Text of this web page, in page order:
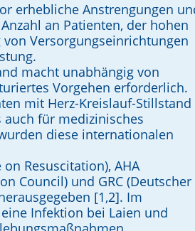
erhebliche Anstrengungen
an Patienten, der hohen
Versorgungseinrichtungen
macht unabhängig von
Vorgehen erforderlich.
mit Herz-Kreislauf-Stillstand
für medizinisches
diese internationalen
Resuscitation), AHA
Council) und GRC (Deutscher
[1,2]. Im
Infektion bei Laien und